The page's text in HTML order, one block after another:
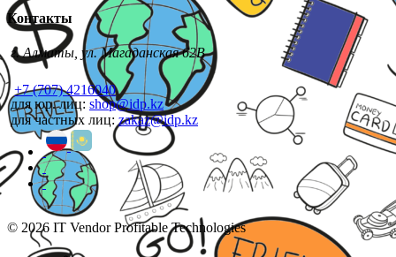
Контакты
г. Алматы, ул. Магаданская 62В
+7 (707) 4216040
для юр. лиц: shop@idp.kz
для частных лиц: zakaz@idp.kz
© 2026 IT Vendor Profitable Technologies